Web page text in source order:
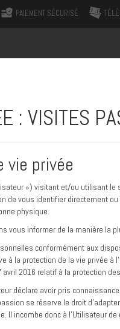
PAIEMENT SÉCURISÉ
: VISITES
vie privée
») visitant et/ou utilisant le
de vous identifier directement
physique.
vous informer de la manière
conformément aux
à la protection de la vie privée
2016 relatif à la protection
déclare avoir pris
se réserve le droit
Il incombe donc à l’Utilisateur